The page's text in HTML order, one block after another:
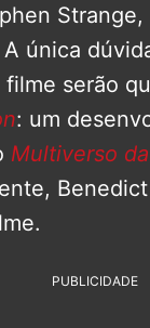
única
serão
: um
Multiverso
PUBLICIDADE